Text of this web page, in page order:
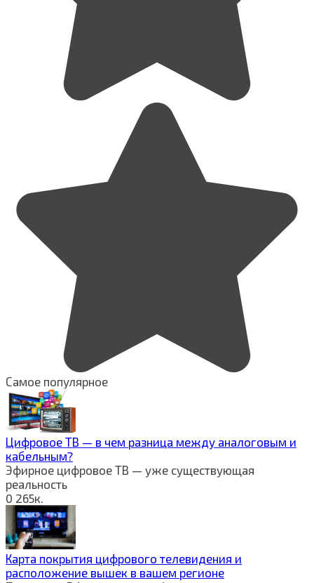
Самое популярное
Цифровое ТВ — в чем разница между аналоговым и
кабельным?
Эфирное цифровое ТВ — уже существующая
реальность
0 265к.
Карта покрытия цифрового телевидения и
расположение вышек в вашем регионе